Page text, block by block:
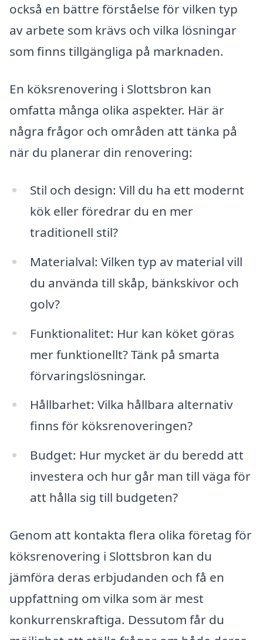
också en bättre förståelse för vilken typ
av arbete som krävs och vilka lösningar
som finns tillgängliga på marknaden.
En köksrenovering i Slottsbron kan
omfatta många olika aspekter. Här är
några frågor och områden att tänka på
när du planerar din renovering:
Stil och design: Vill du ha ett modernt
kök eller föredrar du en mer
traditionell stil?
Materialval: Vilken typ av material vill
du använda till skåp, bänkskivor och
golv?
Funktionalitet: Hur kan köket göras
mer funktionellt? Tänk på smarta
förvaringslösningar.
Hållbarhet: Vilka hållbara alternativ
finns för köksrenoveringen?
Budget: Hur mycket är du beredd att
investera och hur går man till väga för
att hålla sig till budgeten?
Genom att kontakta flera olika företag för
köksrenovering i Slottsbron kan du
jämföra deras erbjudanden och få en
uppfattning om vilka som är mest
konkurrenskraftiga. Dessutom får du